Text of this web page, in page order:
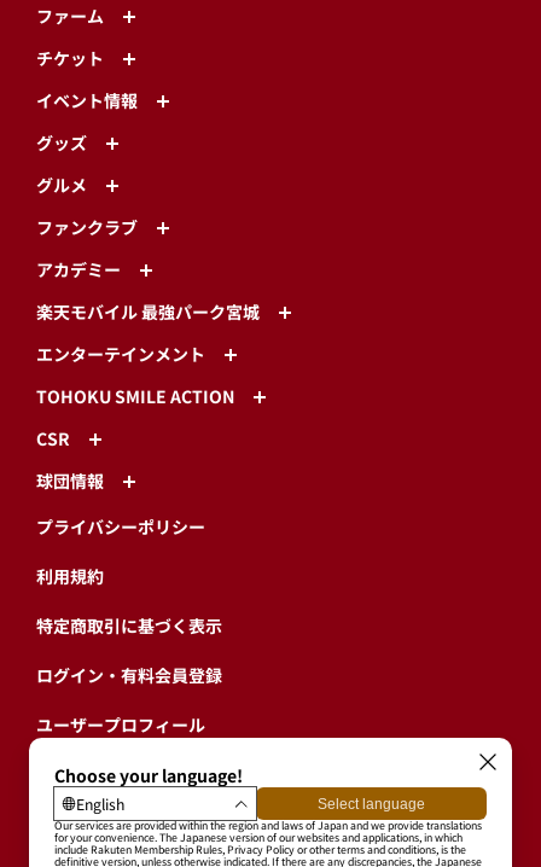
ファーム
チケット
イベント情報
グッズ
グルメ
ファンクラブ
アカデミー
楽天モバイル 最強パーク宮城
エンターテインメント
TOHOKU SMILE ACTION
CSR
球団情報
プライバシーポリシー
利用規約
特定商取引に基づく表示
ログイン・有料会員登録
ユーザープロフィール
会員情報引継ぎ
退会